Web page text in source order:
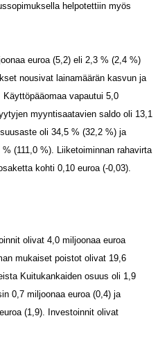
helpotettiin myös
euroa (5,2) eli 2,3 % (2,4 %)
nousivat lainamäärän kasvun ja
vapautui 5,0
myyntisaatavien saldo oli 13,1
oli 34,5 % (32,2 %) ja
(111,0 %). Liiketoiminnan rahavirta
kohti 0,10 euroa (-0,03).
olivat 4,0 miljoonaa euroa
mukaiset poistot olivat 19,6
Kuitukankaiden osuus oli 1,9
0,7 miljoonaa euroa (0,4) ja
(1,9). Investoinnit olivat